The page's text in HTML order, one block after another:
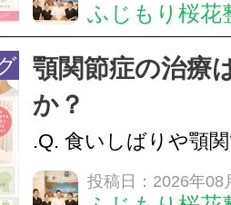
変化を感じる方も多
で顔まわりの筋肉や
ことで、血流を促し
のこわばりにアプロ
ふじもり桜花
顎関節症の治療
か？
.Q. 食いしばりや顎
らえますか？A. はい
投稿日：2026年08